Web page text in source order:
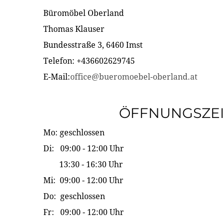
Büromöbel Oberland
Thomas Klauser
Bundesstraße 3, 6460 Imst
Telefon: +436602629745
E-Mail:office@bueromoebel-oberland.at
Mo: geschlossen
Di: 09:00 - 12:00 Uhr
13:30 - 16:30 Uhr
Mi: 09:00 - 12:00 Uhr
Do: geschlossen
Fr: 09:00 - 12:00 Uhr